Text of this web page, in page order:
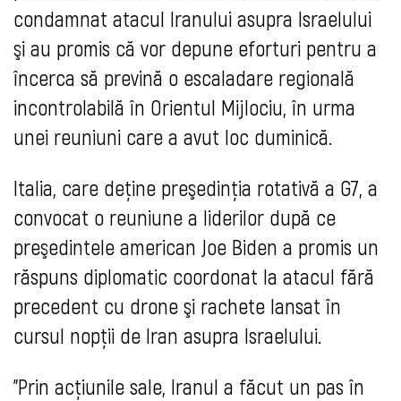
condamnat atacul Iranului asupra Israelului
şi au promis că vor depune eforturi pentru a
încerca să prevină o escaladare regională
incontrolabilă în Orientul Mijlociu, în urma
unei reuniuni care a avut loc duminică.
Italia, care deţine preşedinţia rotativă a G7, a
convocat o reuniune a liderilor după ce
preşedintele american Joe Biden a promis un
răspuns diplomatic coordonat la atacul fără
precedent cu drone şi rachete lansat în
cursul nopţii de Iran asupra Israelului.
"Prin acţiunile sale, Iranul a făcut un pas în